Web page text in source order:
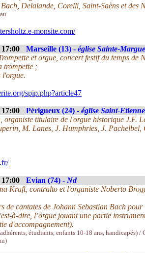
Delalande, Corelli, Saint-Saëns et des
monsite.com/
17:00 Marseille (13) - église Sainte-
et orgue, concert festif du temps de
trompette ;
l'orgue.
spip.php?article47
17:00 Périgueux (24) - église Saint-
organiste titulaire de l'orgue historique J.F.
M. Lanes, J. Humphries, J.
17:00 Evian (74) - Nd
Kraft, contralto et l'organiste Noberto
de cantates de Johann Sebastian Bach
à-dire, l’orgue jouant une partie
d'accompagnement).
étudiants, enfants 10-18 ans, handicapés) /